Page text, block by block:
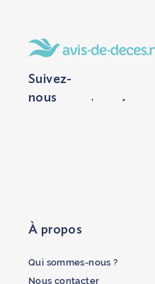
Suivez-
nous
À propos
Qui sommes-nous ?
Nous contacter